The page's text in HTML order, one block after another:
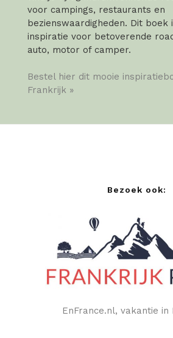
voor campings, restaurants en
bezienswaardigheden. Dit boek
inspiratie voor betoverende
auto, motor of camper.
Bestel hier dit mooie
Frankrijk »
Bezoek ook:
EnFrance.nl, vakantie in